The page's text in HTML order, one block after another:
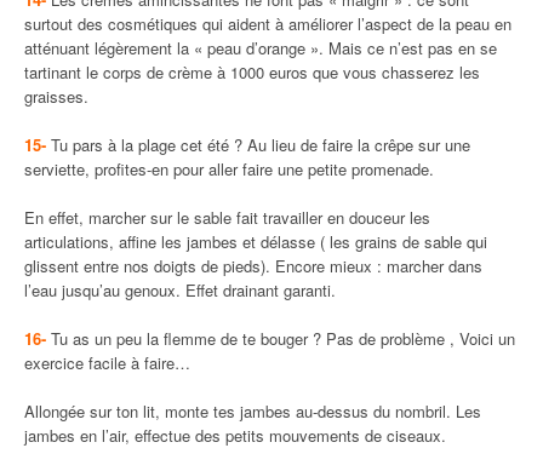
surtout des cosmétiques qui aident à améliorer l’aspect de la peau en
atténuant légèrement la « peau d’orange ». Mais ce n’est pas en se
tartinant le corps de crème à 1000 euros que vous chasserez les
graisses.
15- Tu pars à la plage cet été ? Au lieu de faire la crêpe sur une
serviette, profites-en pour aller faire une petite promenade.
En effet, marcher sur le sable fait travailler en douceur les
articulations, affine les jambes et délasse ( les grains de sable qui
glissent entre nos doigts de pieds). Encore mieux : marcher dans
l’eau jusqu’au genoux. Effet drainant garanti.
16- Tu as un peu la flemme de te bouger ? Pas de problème , Voici un
exercice facile à faire…
Allongée sur ton lit, monte tes jambes au-dessus du nombril. Les
jambes en l’air, effectue des petits mouvements de ciseaux.